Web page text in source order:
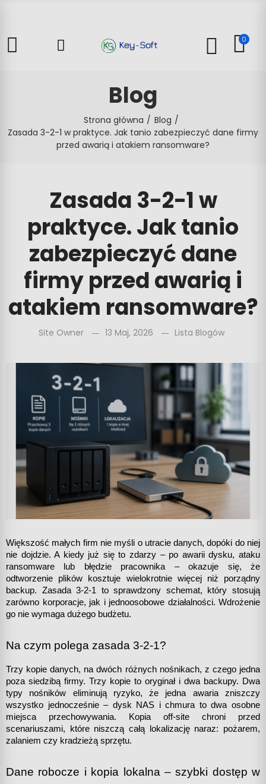
0
Blog
Strona główna
Blog
Zasada 3-2-1 w praktyce. Jak tanio zabezpieczyć dane firmy
przed awarią i atakiem ransomware?
Zasada 3-2-1 w
praktyce. Jak tanio
zabezpieczyć dane
firmy przed awarią i
atakiem ransomware?
Site Owner 13 Maj, 2026 Lista Blogów
Większość małych firm nie myśli o utracie danych, dopóki do niej
nie dojdzie. A kiedy już się to zdarzy – po awarii dysku, ataku
ransomware lub błędzie pracownika – okazuje się, że
odtworzenie plików kosztuje wielokrotnie więcej niż porządny
backup. Zasada 3-2-1 to sprawdzony schemat, który stosują
zarówno korporacje, jak i jednoosobowe działalności. Wdrożenie
go nie wymaga dużego budżetu.
Na czym polega zasada 3-2-1?
Trzy kopie danych, na dwóch różnych nośnikach, z czego jedna
poza siedzibą firmy. Trzy kopie to oryginał i dwa backupy. Dwa
typy nośników eliminują ryzyko, że jedna awaria zniszczy
wszystko jednocześnie – dysk NAS i chmura to dwa osobne
miejsca przechowywania. Kopia off-site chroni przed
scenariuszami, które niszczą całą lokalizację naraz: pożarem,
zalaniem czy kradzieżą sprzętu.
Dane robocze i kopia lokalna – szybki dostęp w